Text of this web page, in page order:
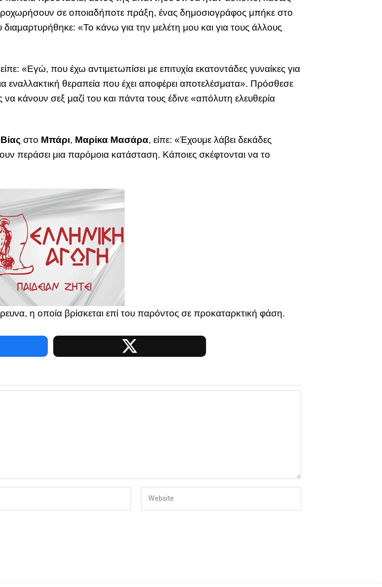
σε οποιαδήποτε πράξη, ένας δημοσιογράφος μπήκε στο
διαμαρτυρήθηκε: «Το κάνω για την μελέτη μου και για τους άλλους
«Εγώ, που έχω αντιμετωπίσει με επιτυχία εκατοντάδες γυναίκες για
θεραπεία που έχει αποφέρει αποτελέσματα». Πρόσθεσε
να κάνουν σεξ μαζί του και πάντα τους έδινε «απόλυτη ελευθερία
στο Μπάρι, Μαρίκα Μασάρα, είπε: «Έχουμε λάβει δεκάδες
περάσει μια παρόμοια κατάσταση. Κάποιες σκέφτονται να το
η οποία βρίσκεται επί του παρόντος σε προκαταρκτική φάση.